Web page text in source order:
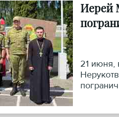
Иерей
21 июня,